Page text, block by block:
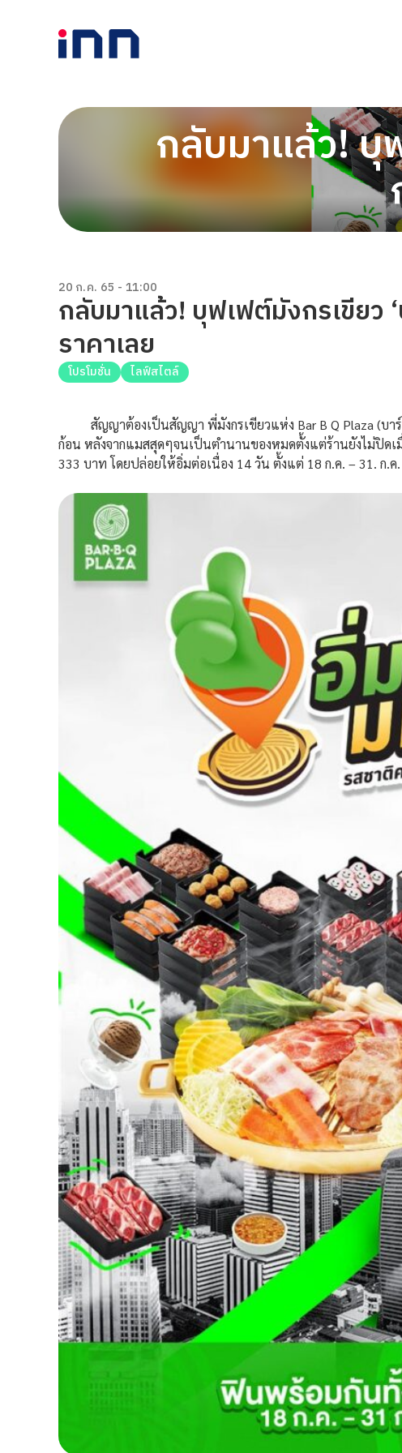
กลับมาแล้ว! บุ
20 ก.ค. 65 - 11:00
กลับมาแล้ว! บุฟเฟต์มังกรเขียว
ราคาเลย
โปรโมชั่น ไลฟ์สไตล์
สัญญาต้องเป็นสัญญา พี่มังกรเขียวแห่ง Bar B Q Plaza (บาร์
ก้อน หลังจากแมสสุดๆจนเป็นตำนานของหมดตั้งแต่ร้านยังไม่ปิดเ
333 บาท โดยปล่อยให้อิ่มต่อเนื่อง 14 วัน ตั้งแต่ 18 ก.ค. – 31. ก.ค